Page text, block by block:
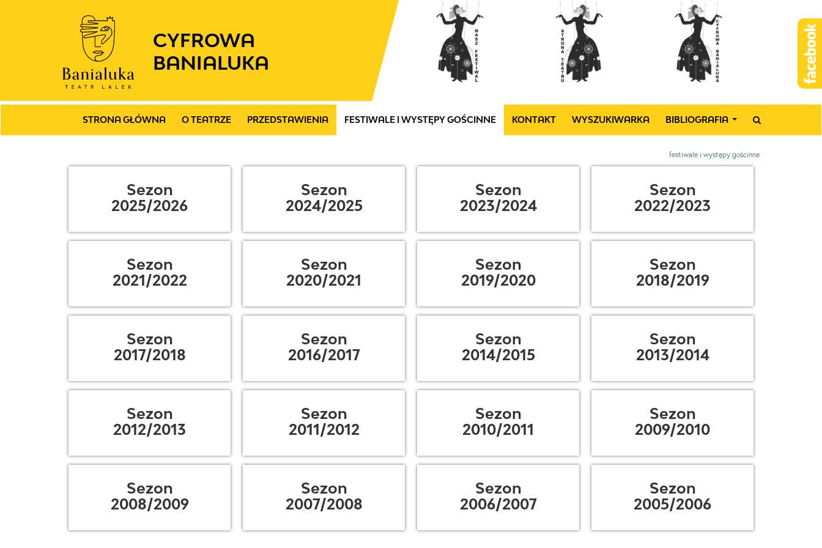
CYFROWA
BANIALUKA
STRONA GŁÓWNA O TEATRZE PRZEDSTAWIENIA FESTIWALE I WYSTĘPY GOŚCINNE KONTAKT WYSZUKIWARKA BIBLIOGRAFIA
festiwale i występy gościnne
Sezon
2025/2026
Sezon
2024/2025
Sezon
2023/2024
Sezon
2022/2023
Sezon
2021/2022
Sezon
2020/2021
Sezon
2019/2020
Sezon
2018/2019
Sezon
2017/2018
Sezon
2016/2017
Sezon
2014/2015
Sezon
2013/2014
Sezon
2012/2013
Sezon
2011/2012
Sezon
2010/2011
Sezon
2009/2010
Sezon
2008/2009
Sezon
2007/2008
Sezon
2006/2007
Sezon
2005/2006